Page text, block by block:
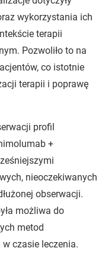
wykorzystania ich
terapii
Pozwoliło to na
co istotnie
terapii i poprawę
profil
+
nieoczekiwanych
obserwacji.
możliwa do
metod
czasie leczenia.